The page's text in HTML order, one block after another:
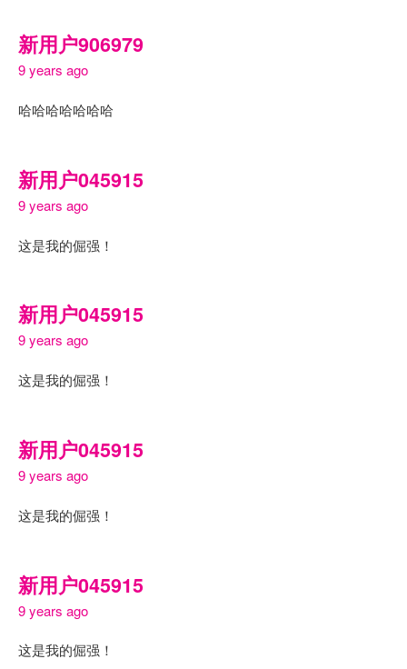
新用户906979
9 years ago
哈哈哈哈哈哈哈
新用户045915
9 years ago
这是我的倔强！
新用户045915
9 years ago
这是我的倔强！
新用户045915
9 years ago
这是我的倔强！
新用户045915
9 years ago
这是我的倔强！